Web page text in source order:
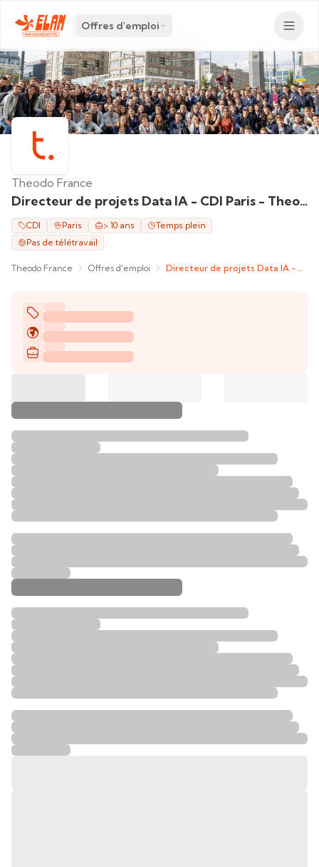
Offres d'emploi
Directeur de projets Data IA - CDI Paris - Theodo
Theodo France
CDI Paris > 10 ans
Temps plein
Pas de télétravail
Theodo France Offres d'emploi Directeur de projets Data IA - CDI Paris - Theodo